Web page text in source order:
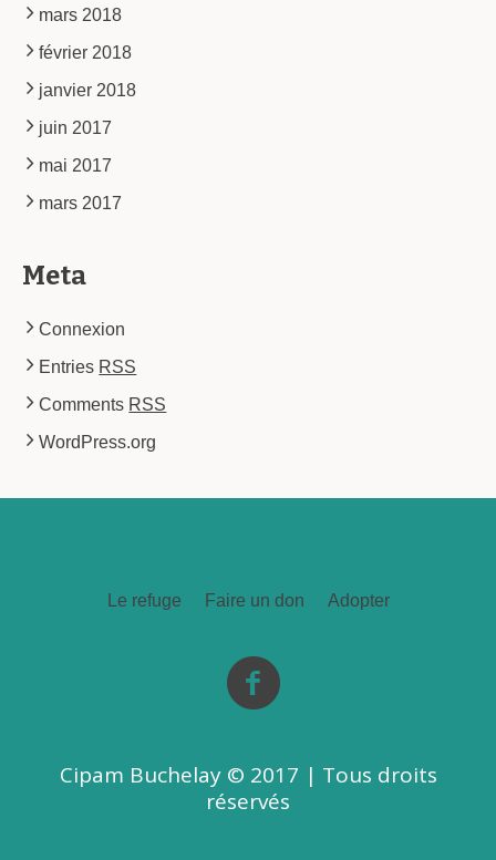
mars 2018
février 2018
janvier 2018
juin 2017
mai 2017
mars 2017
Meta
Connexion
Entries RSS
Comments RSS
WordPress.org
Le refuge Faire un don Adopter
Cipam Buchelay © 2017 | Tous droits
réservés